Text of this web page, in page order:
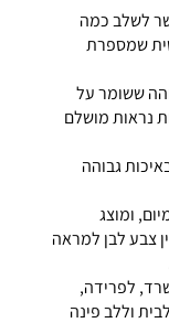
לשלב כמה
שמספרת
ששומר על
נראות מושלם
גבוהה
ומוצג
צבע לבן למראה
לפרידה,
וללב פינה